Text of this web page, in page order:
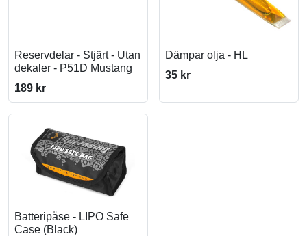
Reservdelar - Stjärt - Utan
dekaler - P51D Mustang
189 kr
Dämpar olja - HL
35 kr
Batteripåse - LIPO Safe
Case (Black)